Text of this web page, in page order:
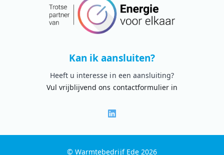
Kan ik aansluiten?
Heeft u interesse in een aansluiting?
Vul vrijblijvend ons contactformulier in
© Warmtebedrijf Ede 2026